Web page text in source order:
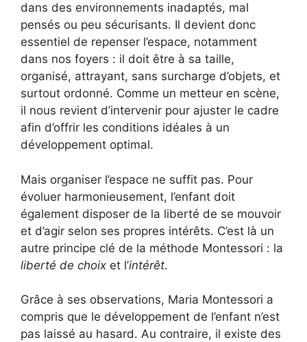
dans des environnements inadaptés, mal
pensés ou peu sécurisants. Il devient donc
essentiel de repenser l’espace, notamment
dans nos foyers : il doit être à sa taille,
organisé, attrayant, sans surcharge d’objets, et
surtout ordonné. Comme un metteur en scène,
il nous revient d’intervenir pour ajuster le cadre
afin d’offrir les conditions idéales à un
développement optimal.
Mais organiser l’espace ne suffit pas. Pour
évoluer harmonieusement, l’enfant doit
également disposer de la liberté de se mouvoir
et d’agir selon ses propres intérêts. C’est là un
autre principe clé de la méthode Montessori : la
liberté de choix et l’intérêt.
Grâce à ses observations, Maria Montessori a
compris que le développement de l’enfant n’est
pas laissé au hasard. Au contraire, il existe des